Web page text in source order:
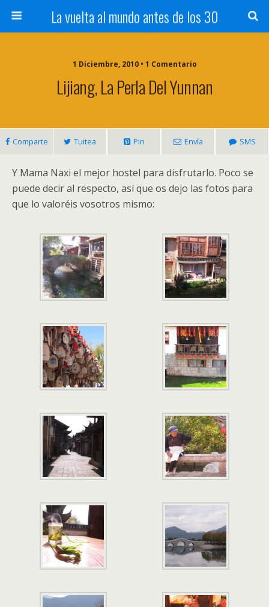
La vuelta al mundo antes de los 30
1 Diciembre, 2010 • 1 Comentario
Lijiang, La Perla Del Yunnan
Comparte Tuitea Pin Envía SMS
Y Mama Naxi el mejor hostel para disfrutarlo. Poco se
puede decir al respecto, así que os dejo las fotos para
que lo valoréis vosotros mismo: